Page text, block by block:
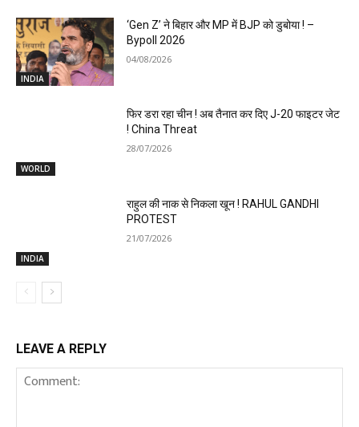
INDIA
‘Gen Z’ ने बिहार और MP में BJP को डुबोया ! –
Bypoll 2026
04/08/2026
WORLD
फिर डरा रहा चीन ! अब तैनात कर दिए J-20 फाइटर जेट
! China Threat
28/07/2026
INDIA
राहुल की नाक से निकला खून ! RAHUL GANDHI
PROTEST
21/07/2026
LEAVE A REPLY